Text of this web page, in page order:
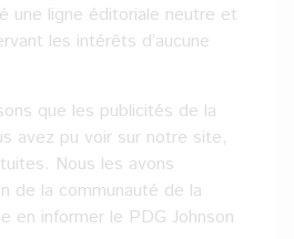
une ligne éditoriale neutre et
les intérêts d’aucune
que les publicités de la
avez pu voir sur notre site,
Nous les avons
de la communauté de la
en informer le PDG Johnson